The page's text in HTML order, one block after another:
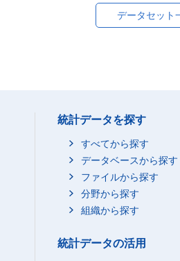
データセット
統計データを探す
すべてから探す
データベースから探す
ファイルから探す
分野から探す
組織から探す
統計データの活用